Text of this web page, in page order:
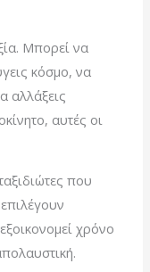
Μπορεί να
κόσμο, να
αλλάξεις
αυτές οι
που
χρόνο